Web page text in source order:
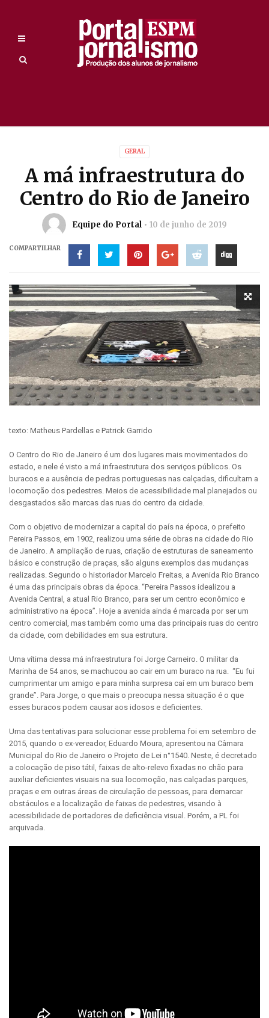
GERAL
A má infraestrutura do
Centro do Rio de Janeiro
Equipe do Portal 10 de junho de 2019
COMPARTILHAR
texto: Matheus Pardellas e Patrick Garrido
O Centro do Rio de Janeiro é um dos lugares mais movimentados do
estado, e nele é visto a má infraestrutura dos serviços públicos. Os
buracos e a ausência de pedras portuguesas nas calçadas, dificultam a
locomoção dos pedestres. Meios de acessibilidade mal planejados ou
desgastados são marcas das ruas do centro da cidade.
Com o objetivo de modernizar a capital do país na época, o prefeito
Pereira Passos, em 1902, realizou uma série de obras na cidade do Rio
de Janeiro. A ampliação de ruas, criação de estruturas de saneamento
básico e construção de praças, são alguns exemplos das mudanças
realizadas. Segundo o historiador Marcelo Freitas, a Avenida Rio Branco
é uma das principais obras da época. “Pereira Passos idealizou a
Avenida Central, a atual Rio Branco, para ser um centro econômico e
administrativo na época”. Hoje a avenida ainda é marcada por ser um
centro comercial, mas também como uma das principais ruas do centro
da cidade, com debilidades em sua estrutura.
Uma vítima dessa má infraestrutura foi Jorge Carneiro. O militar da
Marinha de 54 anos, se machucou ao cair em um buraco na rua. “Eu fui
cumprimentar um amigo e para minha surpresa caí em um buraco bem
grande”. Para Jorge, o que mais o preocupa nessa situação é o que
esses buracos podem causar aos idosos e deficientes.
Uma das tentativas para solucionar esse problema foi em setembro de
2015, quando o ex-vereador, Eduardo Moura, apresentou na Câmara
Municipal do Rio de Janeiro o Projeto de Lei n°1540. Neste, é decretado
a colocação de piso tátil, faixas de alto-relevo fixadas no chão para
auxiliar deficientes visuais na sua locomoção, nas calçadas parques,
praças e em outras áreas de circulação de pessoas, para demarcar
obstáculos e a localização de faixas de pedestres, visando à
acessibilidade de portadores de deficiência visual. Porém, a PL foi
arquivada.